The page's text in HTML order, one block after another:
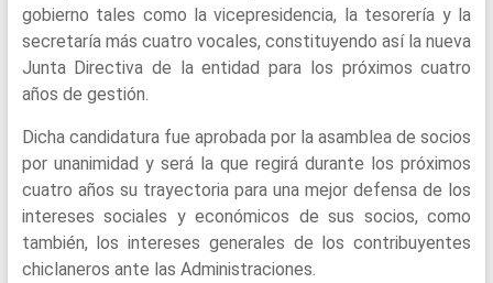
gobierno tales como la vicepresidencia, la tesorería y la
secretaría más cuatro vocales, constituyendo así la nueva
Junta Directiva de la entidad para los próximos cuatro
años de gestión.
Dicha candidatura fue aprobada por la asamblea de socios
por unanimidad y será la que regirá durante los próximos
cuatro años su trayectoria para una mejor defensa de los
intereses sociales y económicos de sus socios, como
también, los intereses generales de los contribuyentes
chiclaneros ante las Administraciones.